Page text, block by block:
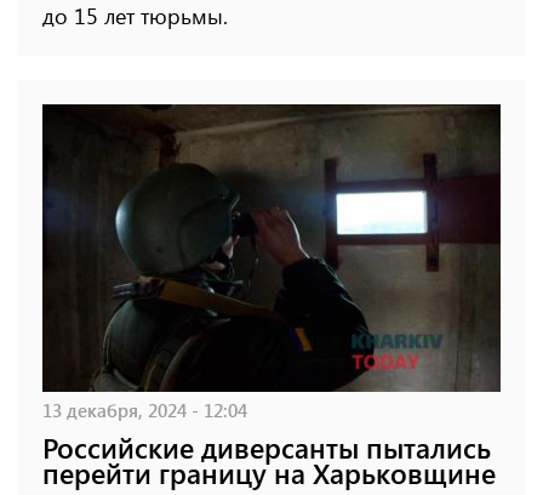
до 15 лет тюрьмы.
13 декабря, 2024 - 12:04
Российские диверсанты пытались
перейти границу на Харьковщине